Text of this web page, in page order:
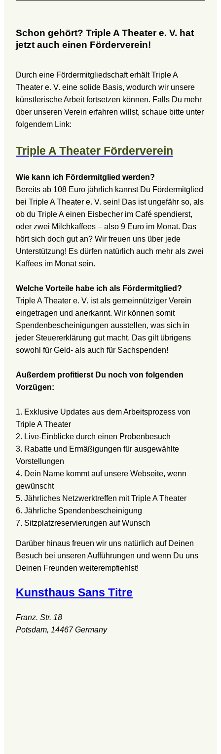
Schon gehört? Triple A Theater e. V. hat
jetzt auch einen Förderverein!
Durch eine Fördermitgliedschaft erhält Triple A
Theater e. V. eine solide Basis, wodurch wir unsere
künstlerische Arbeit fortsetzen können. Falls Du mehr
über unseren Verein erfahren willst, schaue bitte unter
folgendem Link:
Triple A Theater Förderverein
Wie kann ich Fördermitglied werden?
Bereits ab 108 Euro jährlich kannst Du Fördermitglied
bei Triple A Theater e. V. sein! Das ist ungefähr so, als
ob du Triple A einen Eisbecher im Café spendierst,
oder zwei Milchkaffees – also 9 Euro im Monat. Das
hört sich doch gut an? Wir freuen uns über jede
Unterstützung! Es dürfen natürlich auch mehr als zwei
Kaffees im Monat sein.
Welche Vorteile habe ich als Fördermitglied?
Triple A Theater e. V. ist als gemeinnütziger Verein
eingetragen und anerkannt. Wir können somit
Spendenbescheinigungen ausstellen, was sich in
jeder Steuererklärung gut macht. Das gilt übrigens
sowohl für Geld- als auch für Sachspenden!
Außerdem profitierst Du noch von folgenden
Vorzügen:
1. Exklusive Updates aus dem Arbeitsprozess von
Triple A Theater
2. Live-Einblicke durch einen Probenbesuch
3. Rabatte und Ermäßigungen für ausgewählte
Vorstellungen
4. Dein Name kommt auf unsere Webseite, wenn
gewünscht
5. Jährliches Netzwerktreffen mit Triple A Theater
6. Jährliche Spendenbescheinigung
7. Sitzplatzreservierungen auf Wunsch
Darüber hinaus freuen wir uns natürlich auf Deinen
Besuch bei unseren Aufführungen und wenn Du uns
Deinen Freunden weiterempfiehlst!
Kunsthaus Sans Titre
Franz. Str. 18
Potsdam, 14467 Germany